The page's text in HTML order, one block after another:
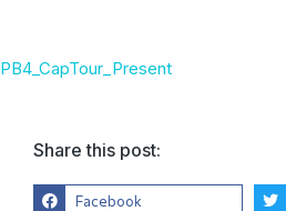
PB4_CapTour_Present
Share this post:
Facebook